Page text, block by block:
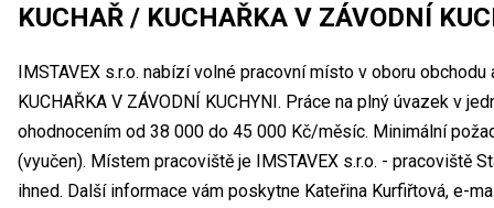
KUCHAŘ / KUCHAŘKA V ZÁVODNÍ
IMSTAVEX s.r.o. nabízí volné pracovní místo v oboru
KUCHAŘKA V ZÁVODNÍ KUCHYNI. Práce na plný úvazek v
ohodnocením od 38 000 do 45 000 Kč/měsíc. Minimální
(vyučen). Místem pracoviště je IMSTAVEX s.r.o. - pracoviště
ihned. Další informace vám poskytne Kateřina Kurfiřtová, e-